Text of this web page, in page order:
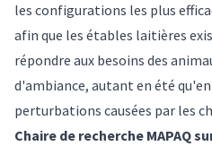
les configurations les plus
afin que les étables laitières
répondre aux besoins des
d'ambiance, autant en été
perturbations causées par les
Chaire de recherche MAPAQ